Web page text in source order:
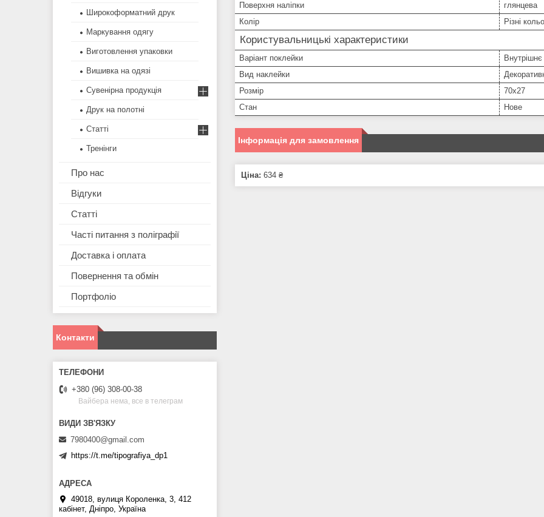
Поверхня наліпки
глянцева
Колір
Різні
Користувальницькі характеристики
Варіант поклейки
Внутрішнє
Вид наклейки
Розмір
70х27
Стан
Нове
Інформація для замовлення
Ціна: 634 ₴
Широкоформатний друк
Маркування одягу
Виготовлення упаковки
Вишивка на одязі
Сувенірна продукція
Друк на полотні
Статті
Тренінги
Про нас
Відгуки
Статті
Часті питання з поліграфії
Доставка і оплата
Повернення та обмін
Портфоліо
Контакти
+380 (96) 308-00-38
Вайбера нема, все в телеграм
7980400@gmail.com
https://t.me/tipografiya_dp1
49018, вулиця Короленка, 3, 412
кабінет, Дніпро, Україна